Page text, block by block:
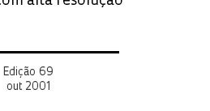
Edição 69
out 2001